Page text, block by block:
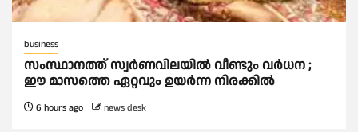
business
സംസ്ഥാനത്ത് സ്വര്‍ണവിലയില്‍ വീണ്ടും വര്‍ധന ;
ഈ മാസത്തെ ഏറ്റവും ഉയര്‍ന്ന നിരക്കില്‍
6 hours ago news desk